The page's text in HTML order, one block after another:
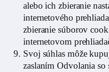
alebo ich zbieranie
internetového
zbieranie súborov
internetovom
Svoj súhlas môže
zaslaním Odvolania